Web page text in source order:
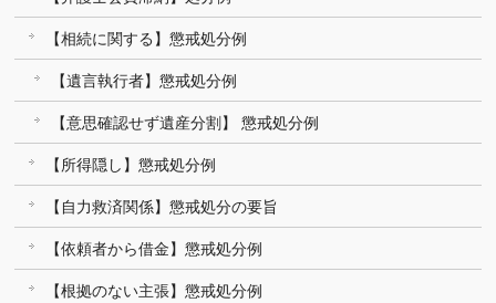
【相続に関する】懲戒処分例
【遺言執行者】懲戒処分例
【意思確認せず遺産分割】 懲戒処分例
【所得隠し】懲戒処分例
【自力救済関係】懲戒処分の要旨
【依頼者から借金】懲戒処分例
【根拠のない主張】懲戒処分例